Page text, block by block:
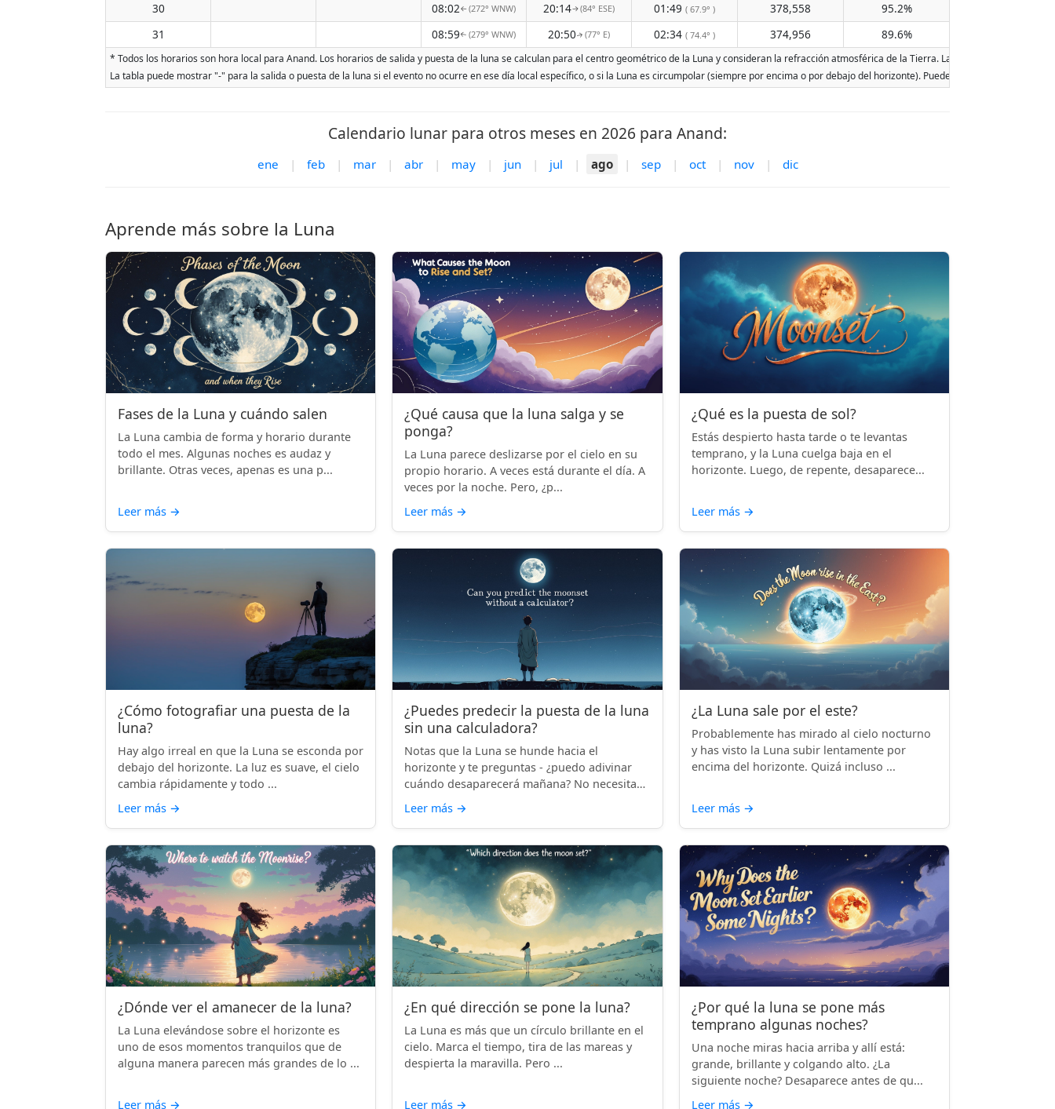
30
08:02↑(272° WNW) 20:14↑(84° ESE) 01:49 ( 67.9° ) 378,558
95.2%
31
08:59↑(279° WNW) 20:50↑(77° E) 02:34 ( 74.4° ) 374,956 89.6%
* Todos los horarios son hora local para Anand. Los horarios de salida y puesta de la luna se calculan para el centro geométrico de la Luna y consideran la refracción atmosférica de la Tierra. Las fechas se basan
La tabla puede mostrar "-" para la salida o puesta de la luna si el evento no ocurre en ese día local específico, o si la Luna es circumpolar (siempre por encima o por debajo del horizonte). Pueden ocurrir dos salidas
Calendario lunar para otros meses en 2026 para Anand:
ene | feb | mar | abr | may | jun | jul | ago | sep | oct | nov | dic
Aprende más sobre la Luna
Fases de la Luna y cuándo salen
La Luna cambia de forma y horario durante
todo el mes. Algunas noches es audaz y
brillante. Otras veces, apenas es una p...
Leer más →
¿Qué causa que la luna salga y se
ponga?
La Luna parece deslizarse por el cielo en su
propio horario. A veces está durante el día. A
veces por la noche. Pero, ¿p...
Leer más →
¿Qué es la puesta de sol?
Estás despierto hasta tarde o te levantas
temprano, y la Luna cuelga baja en el
horizonte. Luego, de repente, desaparece...
Leer más →
¿Cómo fotografiar una puesta de la
luna?
Hay algo irreal en que la Luna se esconda por
debajo del horizonte. La luz es suave, el cielo
cambia rápidamente y todo ...
Leer más →
¿Puedes predecir la puesta de la luna
sin una calculadora?
Notas que la Luna se hunde hacia el
horizonte y te preguntas - ¿puedo adivinar
cuándo desaparecerá mañana? No necesitas
Leer más →
¿La Luna sale por el este?
Probablemente has mirado al cielo nocturno
y has visto la Luna subir lentamente por
encima del horizonte. Quizá incluso ...
Leer más →
¿Dónde ver el amanecer de la luna?
La Luna elevándose sobre el horizonte es
uno de esos momentos tranquilos que de
alguna manera parecen más grandes de lo ...
Leer más →
¿En qué dirección se pone la luna?
La Luna es más que un círculo brillante en el
cielo. Marca el tiempo, tira de las mareas y
despierta la maravilla. Pero ...
Leer más →
¿Por qué la luna se pone más
temprano algunas noches?
Una noche miras hacia arriba y allí está:
grande, brillante y colgando alto. ¿La
siguiente noche? Desaparece antes de qu...
Leer más →